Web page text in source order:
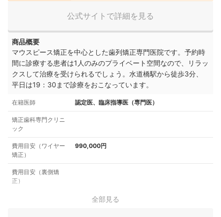
公式サイトで詳細を見る
商品概要
マウスピース矯正を中心とした歯列矯正専門医院です。予約時
間に診療する患者は1人のみのプライベート空間なので、リラッ
クスして治療を受けられるでしょう。水道橋駅から徒歩3分、
平日は19：30まで診療をおこなっています。
在籍医師 認定医、臨床指導医（専門医）
矯正歯科専門クリニ
ック
費用目安（ワイヤー
矯正）
990,000円
費用目安（裏側矯
正）
全部見る